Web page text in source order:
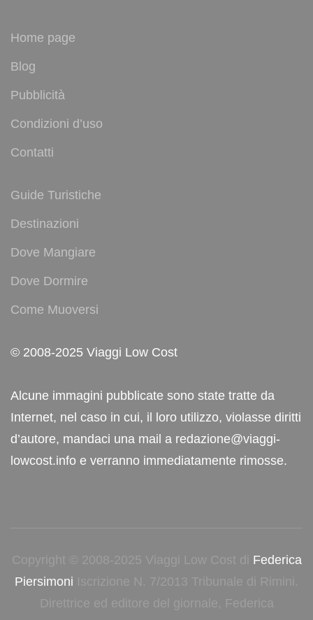
Home page
Blog
Pubblicità
Condizioni d’uso
Contatti
Guide Turistiche
Destinazioni
Dove Mangiare
Dove Dormire
Come Muoversi
© 2008-2025 Viaggi Low Cost
Alcune immagini pubblicate sono state tratte da
Internet, nel caso in cui, il loro utilizzo, violasse diritti
d’autore, mandaci una mail a redazione@viaggi-
lowcost.info e verranno immediatamente rimosse.
Copyright © 2008-2025 Viaggi Low Cost di Federica
Piersimoni Iscrizione N. 7/2013 Tribunale di Rimini.
Direttrice ed editore del giornale, Federica